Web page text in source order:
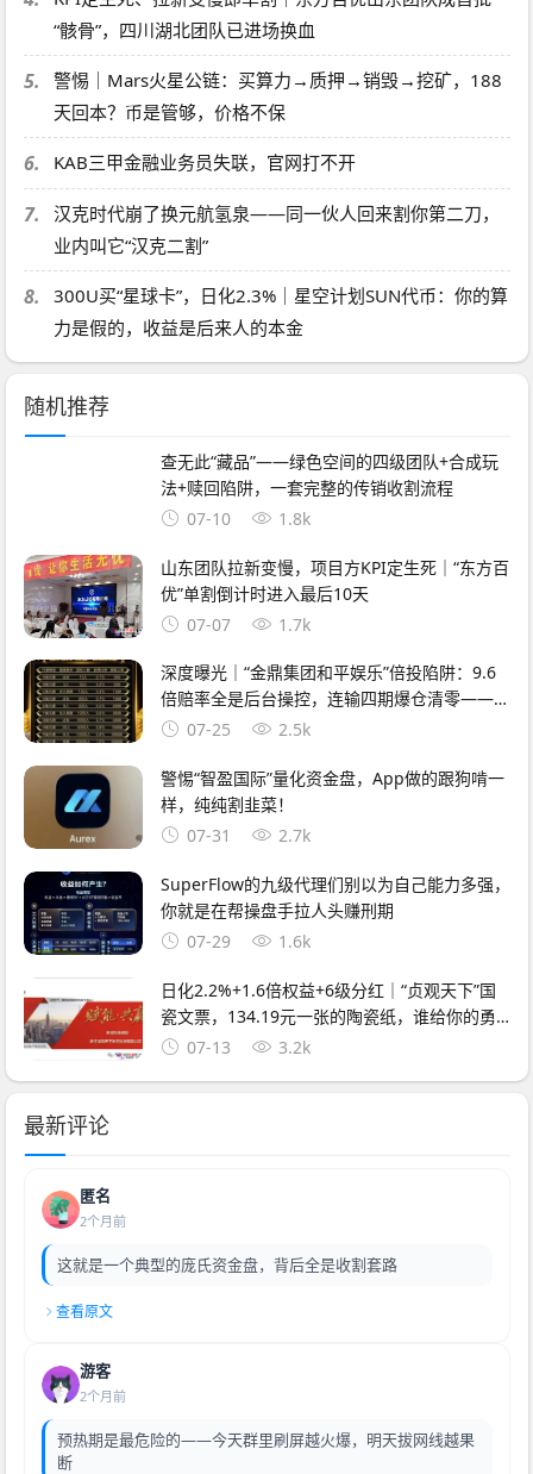
“骸骨”，四川湖北团队已进场换血
5.
警惕｜Mars火星公链：买算力→质押→销毁→挖矿，188
天回本？币是管够，价格不保
6. KAB三甲金融业务员失联，官网打不开
7.
汉克时代崩了换元航氢泉——同一伙人回来割你第二刀，
业内叫它“汉克二割”
8.
300U买“星球卡”，日化2.3%｜星空计划SUN代币：你的算
力是假的，收益是后来人的本金
随机推荐
查无此“藏品”——绿色空间的四级团队+合成玩
法+赎回陷阱，一套完整的传销收割流程
07-10
1.8k
山东团队拉新变慢，项目方KPI定生死｜“东方百
优”单割倒计时进入最后10天
07-07
1.7k
深度曝光｜“金鼎集团和平娱乐”倍投陷阱：9.6
倍赔率全是后台操控，连输四期爆仓清零——提
现？流水不足+账号异常+直接封禁
07-25 2.5k
警惕“智盈国际”量化资金盘，App做的跟狗啃一
样，纯纯割韭菜！
07-31
2.7k
SuperFlow的九级代理们别以为自己能力多强，
你就是在帮操盘手拉人头赚刑期
07-29
1.6k
日化2.2%+1.6倍权益+6级分红｜“贞观天下”国
瓷文票，134.19元一张的陶瓷纸，谁给你的勇
气？07-13 3.2k
最新评论
匿名
2个月前
这就是一个典型的庞氏资金盘，背后全是收割套路
查看原文
游客
2个月前
预热期是最危险的——今天群里刷屏越火爆，明天拔网线越果
断